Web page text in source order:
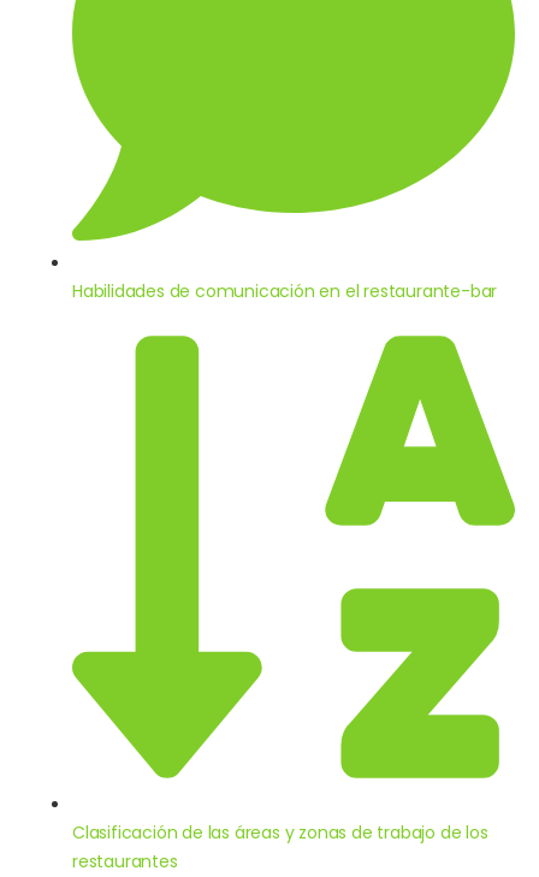
Habilidades de comunicación en el restaurante-bar
Clasificación de las áreas y zonas de trabajo de los
restaurantes